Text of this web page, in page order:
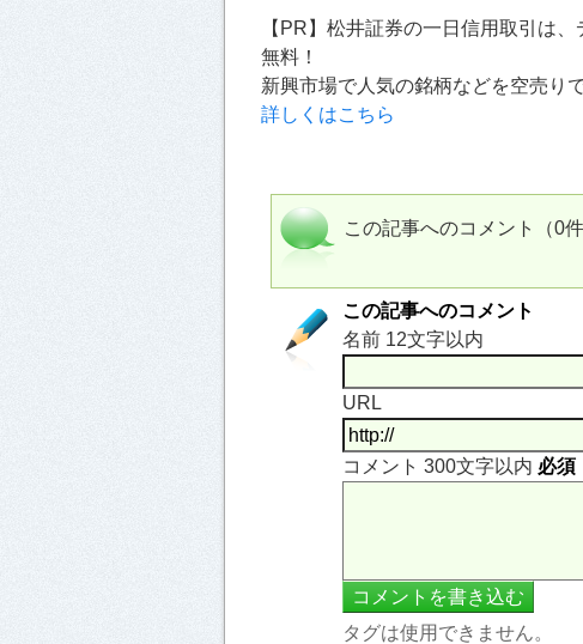
【PR】松井証券の一日信用取引は
無料！
新興市場で人気の銘柄などを空売り
詳しくはこちら
この記事へのコメント（0件
この記事へのコメント
名前 12文字以内
URL
コメント 300文字以内 必須
タグは使用できません。